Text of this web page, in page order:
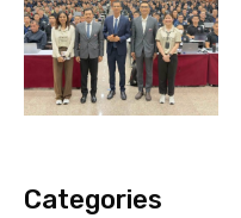
Categories